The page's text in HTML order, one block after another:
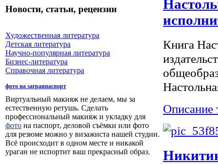
Новости, статьи, рецензии
Художественная литература
Детская литература
Научно-популярная литература
Бизнес-литература
Справочная литература
фото на загранпаспорт
Виртуальный макияж не делаем, мы за
естественную ретушь. Сделать
профессиональный макияж и укладку для
фото на паспорт, деловой съёмки или фото
для резюме можно у визажиста нашей студии.
Всё происходит в одном месте и никакой
ураган не испортит ваш прекрасный образ.
Книга
Описание